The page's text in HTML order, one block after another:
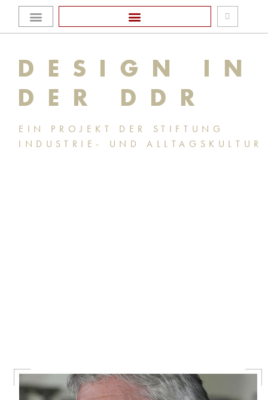
Zum
springen
DESIGN IN
DER DDR
EIN PROJEKT DER STIFTUNG
INDUSTRIE- UND ALLTAGSKULTUR